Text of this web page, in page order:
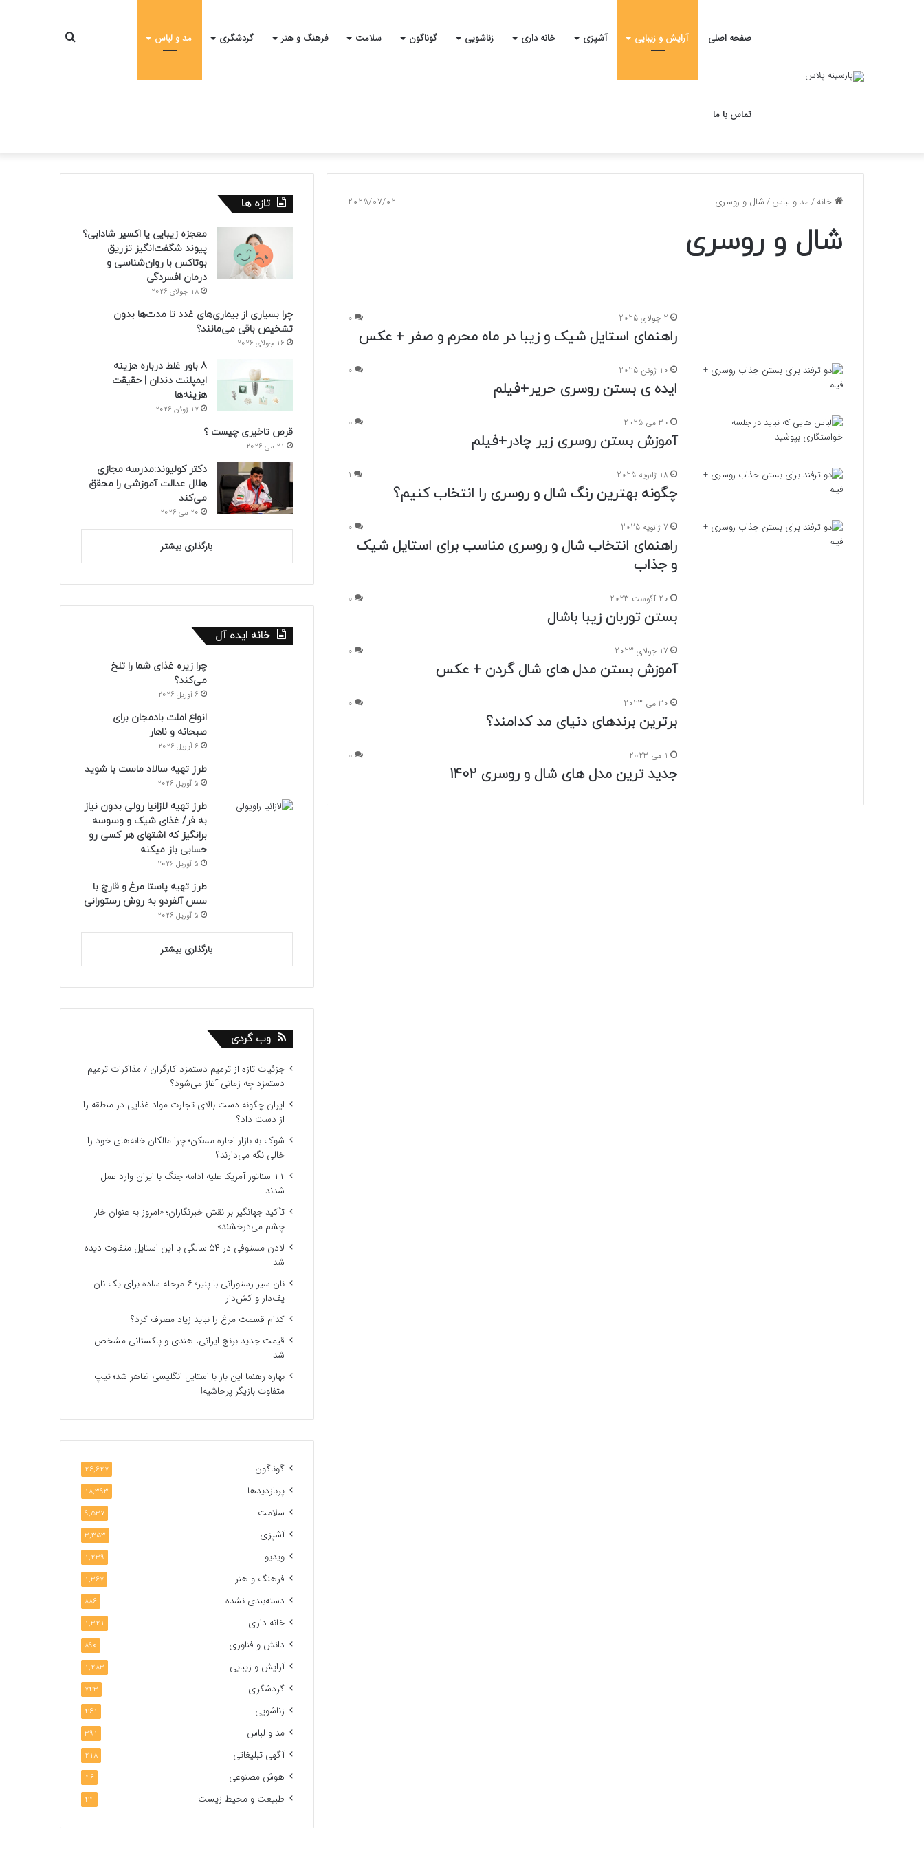
صفحه اصلی آرایش و زیبایی آشپزی خانه داری زناشویی گوناگون سلامت فرهنگ و هنر گردشگری مد و لباس
تماس با ما
جستجو
خانه/مد و لباس/شال و روسری 2025/07/02
شال و روسری
2 جولای 2025 0
راهنمای استایل شیک و زیبا در ماه محرم و صفر + عکس
10 ژوئن 2025 0
ایده ی بستن روسری حریر+فیلم
30 می 2025 0
آموزش بستن روسری زیر چادر+فیلم
18 ژانویه 2025 1
چگونه بهترین رنگ شال و روسری را انتخاب کنیم؟
7 ژانویه 2025 0
راهنمای انتخاب شال و روسری مناسب برای استایل شیک
و جذاب
20 آگوست 2023 0
بستن توربان زیبا باشال
17 جولای 2023 0
آموزش بستن مدل های شال گردن + عکس
30 می 2023 0
برترین برندهای دنیای مد کدامند؟
1 می 2023 0
جدید ترین مدل های شال و روسری 1402
تازه ها
معجزه زیبایی یا اکسیر شادابی؟
پیوند شگفت‌انگیز تزریق
بوتاکس با روان‌شناسی و
درمان افسردگی
18 جولای 2026
چرا بسیاری از بیماری‌های غدد تا مدت‌ها بدون
تشخیص باقی می‌مانند؟
16 جولای 2026
8 باور غلط درباره هزینه
ایمپلنت دندان | حقیقت
هزینه‌ها
17 ژوئن 2026
قرص تاخیری چیست ؟
21 می 2026
دکتر کولیوند:مدرسه مجازی
هلال عدالت آموزشی را محقق
می‌کند
20 می 2026
بارگذاری بیشتر
خانه ایده آل
چرا زیره غذای شما را تلخ
می‌کند؟
6 آوریل 2026
انواع املت بادمجان برای
صبحانه و ناهار
6 آوریل 2026
طرز تهیه سالاد ماست با شوید
5 آوریل 2026
طرز تهیه لازانیا رولی بدون نیاز
به فر/ غذای شیک و وسوسه
برانگیز که اشتهای هر کسی رو
حسابی باز میکنه
5 آوریل 2026
طرز تهیه پاستا مرغ و قارچ با
سس آلفردو به روش رستورانی
5 آوریل 2026
بارگذاری بیشتر
وب گردی
جزئیات تازه از ترمیم دستمزد کارگران / مذاکرات ترمیم
دستمزد چه زمانی آغاز می‌شود؟
ایران چگونه دست بالای تجارت مواد غذایی در منطقه را
از دست داد؟
شوک به بازار اجاره مسکن؛ چرا مالکان خانه‌های خود را
خالی نگه می‌دارند؟
۱۱ سناتور آمریکا علیه ادامه جنگ با ایران وارد عمل
شدند
تأکید جهانگیر بر نقش خبرنگاران؛ «امروز به عنوان خار
چشم می‌درخشند»
لادن مستوفی در ۵۴ سالگی با این استایل متفاوت دیده
شد!
نان سیر رستورانی با پنیر؛ ۶ مرحله ساده برای یک نان
پف‌دار و کش‌دار
کدام قسمت مرغ را نباید زیاد مصرف کرد؟
قیمت جدید برنج ایرانی، هندی و پاکستانی مشخص
شد
بهاره رهنما این بار با استایل انگلیسی ظاهر شد؛ تیپ
متفاوت بازیگر پرحاشیه!
گوناگون 26,627
پربازدیدها 18,393
سلامت 9,537
آشپزی 3,353
ویدیو 1,239
فرهنگ و هنر 1,367
دسته‌بندی نشده 886
خانه داری 1,321
دانش و فناوری 890
آرایش و زیبایی 1,283
گردشگری 743
زناشویی 461
مد و لباس 391
آگهی تبلیغاتی 218
هوش مصنوعی 46
طبیعت و محیط زیست 44